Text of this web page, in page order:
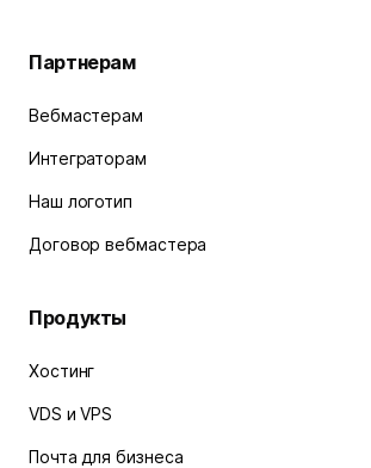
Партнерам
Вебмастерам
Интеграторам
Наш логотип
Договор вебмастера
Продукты
Хостинг
VDS и VPS
Почта для бизнеса